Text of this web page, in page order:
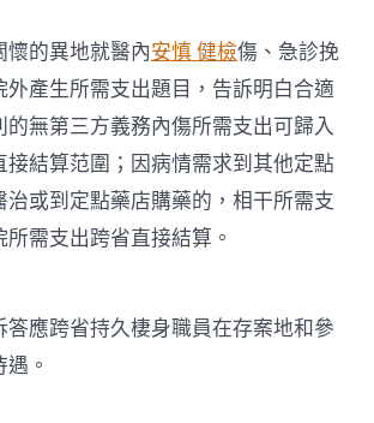
懷的異地就醫內安慎 健檢傷、急診挽
外產生所需支出題目，告訴明白合適
的無第三方義務內傷所需支出可歸入
接結算范圍；因病情需求到其他定點
治或到定點藥店購藥的，相干所需支
需支出跨省直接結算。
答應跨省持久棲身職員在存案地和參
。